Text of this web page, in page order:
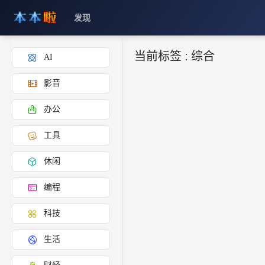
发现
AI
影音
办公
工具
休闲
编程
科技
生活
当前标签 : 综合